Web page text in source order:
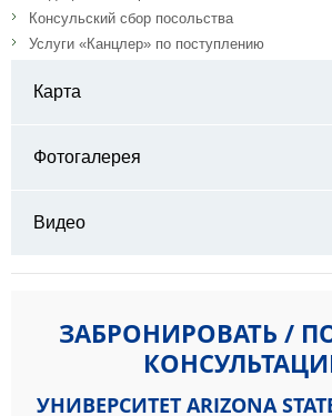
Консульский сбор посольства
Услуги «Канцлер» по поступлению
Карта
Америки
Фотогалерея
Видео
ЗАБРОНИРОВАТЬ /
УНИВЕРСИТЕТ ARIZONA